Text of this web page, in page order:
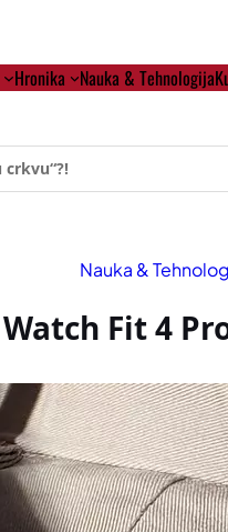
Hronika Nauka & Tehnologija
Vučića
Nauka &
Fit 4